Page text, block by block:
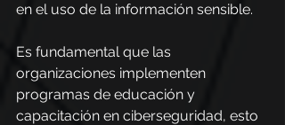
en el uso de la información sensible.
Es fundamental que las
organizaciones implementen
programas de educación y
capacitación en ciberseguridad, esto